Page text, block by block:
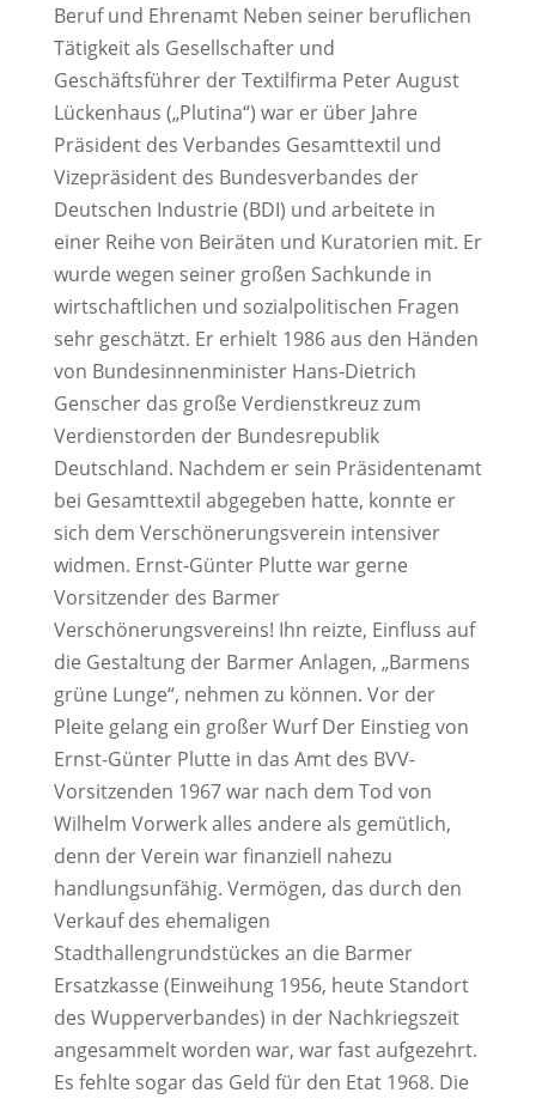
Beruf und Ehrenamt Neben seiner beruflichen
Tätigkeit als Gesellschafter und
Geschäftsführer der Textilfirma Peter August
Lückenhaus („Plutina“) war er über Jahre
Präsident des Verbandes Gesamttextil und
Vizepräsident des Bundesverbandes der
Deutschen Industrie (BDI) und arbeitete in
einer Reihe von Beiräten und Kuratorien mit. Er
wurde wegen seiner großen Sachkunde in
wirtschaftlichen und sozialpolitischen Fragen
sehr geschätzt. Er erhielt 1986 aus den Händen
von Bundesinnenminister Hans-Dietrich
Genscher das große Verdienstkreuz zum
Verdienstorden der Bundesrepublik
Deutschland. Nachdem er sein Präsidentenamt
bei Gesamttextil abgegeben hatte, konnte er
sich dem Verschönerungsverein intensiver
widmen. Ernst-Günter Plutte war gerne
Vorsitzender des Barmer
Verschönerungsvereins! Ihn reizte, Einfluss auf
die Gestaltung der Barmer Anlagen, „Barmens
grüne Lunge“, nehmen zu können. Vor der
Pleite gelang ein großer Wurf Der Einstieg von
Ernst-Günter Plutte in das Amt des BVV-
Vorsitzenden 1967 war nach dem Tod von
Wilhelm Vorwerk alles andere als gemütlich,
denn der Verein war finanziell nahezu
handlungsunfähig. Vermögen, das durch den
Verkauf des ehemaligen
Stadthallengrundstückes an die Barmer
Ersatzkasse (Einweihung 1956, heute Standort
des Wupperverbandes) in der Nachkriegszeit
angesammelt worden war, war fast aufgezehrt.
Es fehlte sogar das Geld für den Etat 1968. Die